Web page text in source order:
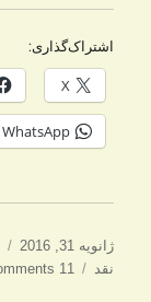
اشتراک‌گذاری:
X
WhatsApp
ارسال
شده
ژانویه 31, 2016
نقد
11 Comments